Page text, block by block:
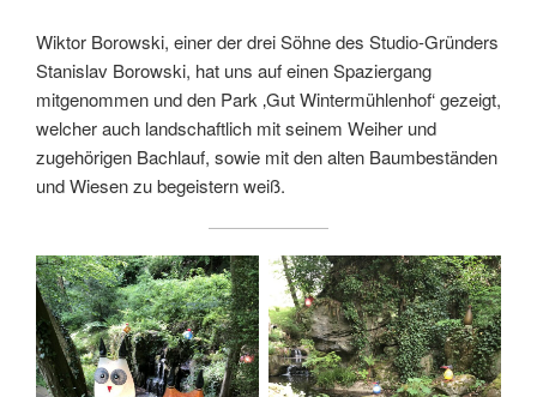
Wiktor Borowski, einer der drei Söhne des Studio-Gründers
Stanislav Borowski, hat uns auf einen Spaziergang
mitgenommen und den Park ‚Gut Wintermühlenhof‘ gezeigt,
welcher auch landschaftlich mit seinem Weiher und
zugehörigen Bachlauf, sowie mit den alten Baumbeständen
und Wiesen zu begeistern weiß.